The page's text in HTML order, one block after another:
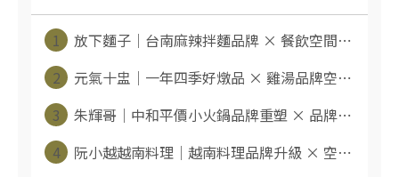
1
放下麵子｜台南麻辣拌麵品牌 × 餐飲空間⋯
2
元氣十盅｜一年四季好燉品 × 雞湯品牌空⋯
3
朱輝哥｜中和平價小火鍋品牌重塑 × 品牌⋯
4
阮小越越南料理｜越南料理品牌升級 × 空⋯